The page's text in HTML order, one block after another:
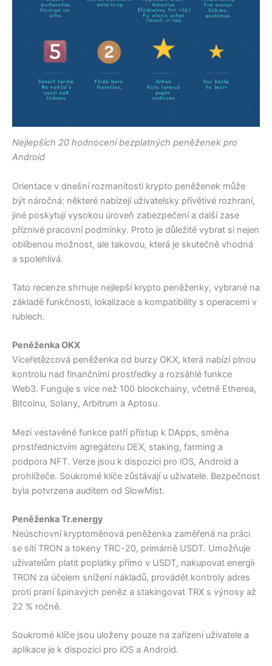
Nejlepších 20 hodnocení bezplatných peněženek pro
Android
Orientace v dnešní rozmanitosti krypto peněženek může
být náročná: některé nabízejí uživatelsky přívětivé rozhraní,
jiné poskytují vysokou úroveň zabezpečení a další zase
příznivé pracovní podmínky. Proto je důležité vybrat si nejen
oblíbenou možnost, ale takovou, která je skutečně vhodná
a spolehlivá.
Tato recenze shrnuje nejlepší krypto peněženky, vybrané na
základě funkčnosti, lokalizace a kompatibility s operacemi v
rublech.
Peněženka OKX
Víceřetězcová peněženka od burzy OKX, která nabízí plnou
kontrolu nad finančními prostředky a rozsáhlé funkce
Web3. Funguje s více než 100 blockchainy, včetně Etherea,
Bitcoinu, Solany, Arbitrum a Aptosu.
Mezi vestavěné funkce patří přístup k DApps, směna
prostřednictvím agregátoru DEX, staking, farming a
podpora NFT. Verze jsou k dispozici pro iOS, Android a
prohlížeče. Soukromé klíče zůstávají u uživatele. Bezpečnost
byla potvrzena auditem od SlowMist.
Peněženka Tr.energy
Neúschovní kryptoměnová peněženka zaměřená na práci
se sítí TRON a tokeny TRC-20, primárně USDT. Umožňuje
uživatelům platit poplatky přímo v USDT, nakupovat energii
TRON za účelem snížení nákladů, provádět kontroly adres
proti praní špinavých peněz a stakingovat TRX s výnosy až
22 % ročně.
Soukromé klíče jsou uloženy pouze na zařízení uživatele a
aplikace je k dispozici pro iOS a Android.